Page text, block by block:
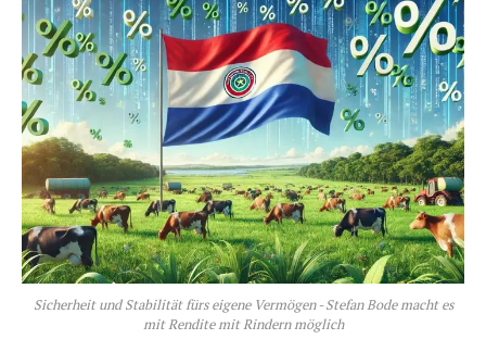
Sicherheit und Stabilität fürs eigene Vermögen - Stefan Bode macht es
mit Rendite mit Rindern möglich